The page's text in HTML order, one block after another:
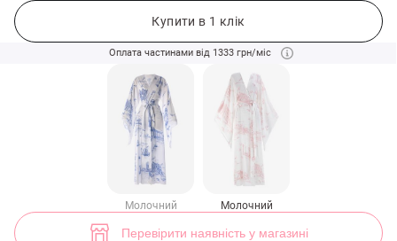
Купити в 1 клік
Оплата частинами від 1333 грн/міс
Молочний Молочний
Перевірити наявність у магазині
Молочна шовкова сукня-кімоно з морським принтом (арт. 49533) ♡